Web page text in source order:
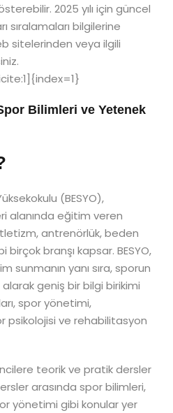
2025 yılı için güncel
sıralamaları bilgilerine
sitelerinden veya ilgili
Bilimleri ve Yetenek
(BESYO),
alanında eğitim veren
antrenörlük, beden
branşı kapsar. BESYO,
sunmanın yanı sıra, sporun
geniş bir bilgi birikimi
spor yönetimi,
psikolojisi ve rehabilitasyon
teorik ve pratik dersler
arasında spor bilimleri,
yönetimi gibi konular yer